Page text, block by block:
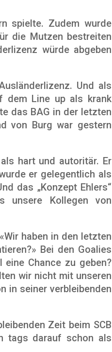
spielte. Zudem wurde
die Mutzen bestreiten
würde abgeben
Und als
dem Line up als krank
das BAG in der letzten
von Burg war gestern
hart und autoritär. Er
er gelegentlich als
das „Konzept Ehlers“
unsere Kollegen von
haben in den letzten
Bei den Goalies
Chance zu geben?
wir nicht mit unseren
in seiner verbleibenden
Zeit beim SCB
tags darauf schon als